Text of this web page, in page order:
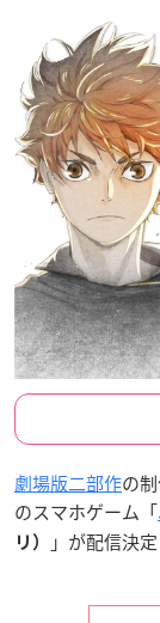
劇場版二部作の
のスマホゲーム「
リ）
」が配信決